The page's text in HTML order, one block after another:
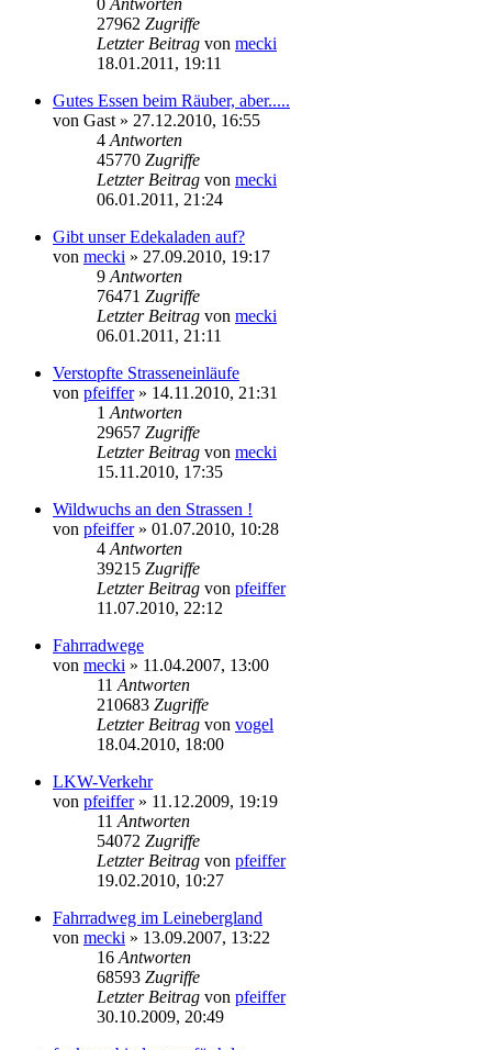
0 Antworten
27962 Zugriffe
Letzter Beitrag von mecki
18.01.2011, 19:11
Gutes Essen beim Räuber, aber.....
von Gast » 27.12.2010, 16:55
4 Antworten
45770 Zugriffe
Letzter Beitrag von mecki
06.01.2011, 21:24
Gibt unser Edekaladen auf?
von mecki » 27.09.2010, 19:17
9 Antworten
76471 Zugriffe
Letzter Beitrag von mecki
06.01.2011, 21:11
Verstopfte Strasseneinläufe
von pfeiffer» 14.11.2010, 21:31
1 Antworten
29657 Zugriffe
Letzter Beitrag von mecki
15.11.2010, 17:35
Wildwuchs an den Strassen !
von pfeiffer» 01.07.2010, 10:28
4 Antworten
39215 Zugriffe
Letzter Beitrag von pfeiffer
11.07.2010, 22:12
Fahrradwege
von mecki » 11.04.2007, 13:00
11 Antworten
210683 Zugriffe
Letzter Beitrag von vogel
18.04.2010, 18:00
LKW-Verkehr
von pfeiffer» 11.12.2009, 19:19
11 Antworten
54072 Zugriffe
Letzter Beitrag von pfeiffer
19.02.2010, 10:27
Fahrradweg im Leinebergland
von mecki » 13.09.2007, 13:22
16 Antworten
68593 Zugriffe
Letzter Beitrag von pfeiffer
30.10.2009, 20:49